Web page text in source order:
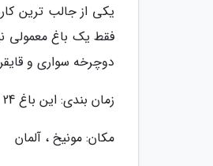
یکی از جالب ترین
فقط یک باغ معمولی
دوچرخه سواری و
زمان بندی: این باغ 24 ساعته باز است.
مکان: مونیخ ، آلمان